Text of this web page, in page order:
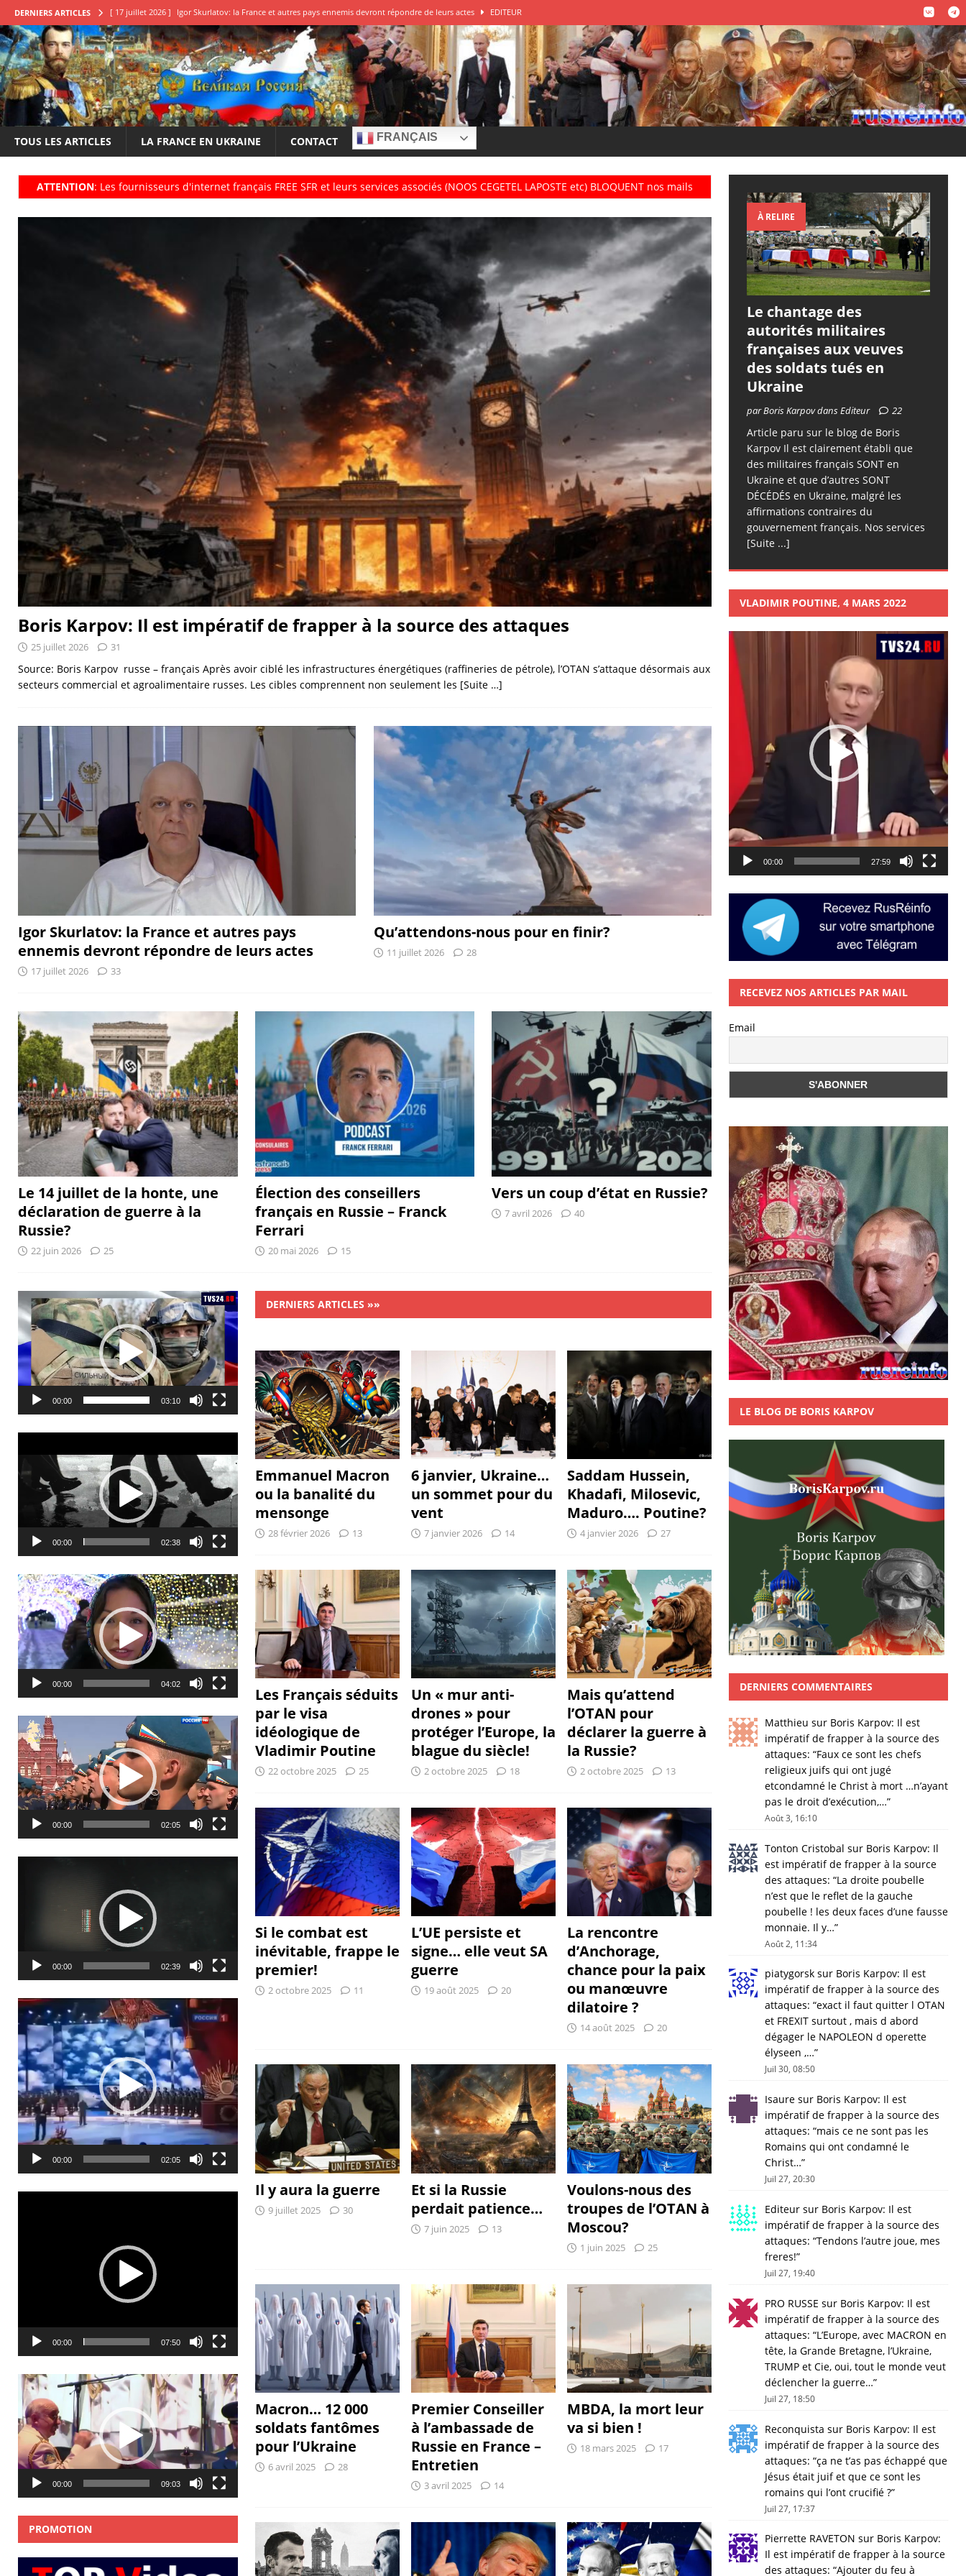
DERNIERS ARTICLES [ 11 juillet 2026 ] Qu’attendons-nous pour en finir? EDITEUR
[ 22 juin 2026 ] Le 14 juillet de la honte, une déclaration de guerre à la Russie? EDITEUR
[ 20 mai 2026 ] Élection des conseillers français en Russie – Franck Ferrari EDITEUR
[ 25 juillet 2026 ] Boris Karpov: Il est impératif de frapper à la source des attaques EDITEUR
[ 17 juillet 2026 ] Igor Skurlatov: la France et autres pays ennemis devront répondre de leurs actes EDITEUR
TOUS LES ARTICLES LA FRANCE EN UKRAINE CONTACT FRANÇAIS
ATTENTION: Les fournisseurs d'internet français FREE SFR et leurs services associés (NOOS CEGETEL LAPOSTE etc) BLOQUENT nos mails
Boris Karpov: Il est impératif de frapper à la source des attaques
25 juillet 2026 31
Source: Boris Karpov russe – français Après avoir ciblé les infrastructures énergétiques (raffineries de pétrole), l’OTAN s’attaque désormais aux
secteurs commercial et agroalimentaire russes. Les cibles comprennent non seulement les [Suite …]
Igor Skurlatov: la France et autres pays
ennemis devront répondre de leurs actes
17 juillet 2026 33
Qu’attendons-nous pour en finir?
11 juillet 2026 28
Le 14 juillet de la honte, une
déclaration de guerre à la
Russie?
22 juin 2026 25
Élection des conseillers
français en Russie – Franck
Ferrari
20 mai 2026 15
Vers un coup d’état en Russie?
7 avril 2026 40
DERNIERS ARTICLES »»
Emmanuel Macron
ou la banalité du
mensonge
28 février 2026 13
6 janvier, Ukraine…
un sommet pour du
vent
7 janvier 2026 14
Saddam Hussein,
Khadafi, Milosevic,
Maduro…. Poutine?
4 janvier 2026 27
Les Français séduits
par le visa
idéologique de
Vladimir Poutine
22 octobre 2025 25
Un « mur anti-
drones » pour
protéger l’Europe, la
blague du siècle!
2 octobre 2025 18
Mais qu’attend
l’OTAN pour
déclarer la guerre à
la Russie?
2 octobre 2025 13
Si le combat est
inévitable, frappe le
premier!
2 octobre 2025 11
L’UE persiste et
signe… elle veut SA
guerre
19 août 2025 20
La rencontre
d’Anchorage,
chance pour la paix
ou manœuvre
dilatoire ?
14 août 2025 20
Il y aura la guerre
9 juillet 2025 30
Et si la Russie
perdait patience…
7 juin 2025 13
Voulons-nous des
troupes de l’OTAN à
Moscou?
1 juin 2025 25
Macron… 12 000
soldats fantômes
pour l’Ukraine
6 avril 2025 28
Premier Conseiller
à l’ambassade de
Russie en France –
Entretien
3 avril 2025 14
MBDA, la mort leur
va si bien !
18 mars 2025 17
Lecteur
vidéo
00:00 03:10
vidéo
00:00 02:38
Lecteur
vidéo
00:00 04:02
Lecteur
vidéo
00:00 02:05
00:00 02:39
Lecteur
vidéo
00:00 02:05
00:00 07:50
Lecteur
vidéo
00:00 09:03
PROMOTION
À RELIRE
Le chantage des
autorités militaires
françaises aux veuves
des soldats tués en
Ukraine
par Boris Karpov dans Editeur 22
Article paru sur le blog de Boris
Karpov Il est clairement établi que
des militaires français SONT en
Ukraine et que d’autres SONT
DÉCÉDÉS en Ukraine, malgré les
affirmations contraires du
gouvernement français. Nos services
[Suite ...]
VLADIMIR POUTINE, 4 MARS 2022
Lecteur
vidéo
00:00 27:59
RECEVEZ NOS ARTICLES PAR MAIL
Email
LE BLOG DE BORIS KARPOV
DERNIERS COMMENTAIRES
Matthieu sur Boris Karpov: Il est
impératif de frapper à la source des
attaques: “Faux ce sont les chefs
religieux juifs qui ont jugé
etcondamné le Christ à mort …n’ayant
pas le droit d’exécution,…”
Août 3, 16:10
Tonton Cristobal sur Boris Karpov: Il
est impératif de frapper à la source
des attaques: “La droite poubelle
n’est que le reflet de la gauche
poubelle ! les deux faces d’une fausse
monnaie. Il y…”
Août 2, 11:34
piatygorsksur Boris Karpov: Il est
impératif de frapper à la source des
attaques: “exact il faut quitter l OTAN
et FREXIT surtout , mais d abord
dégager le NAPOLEON d operette
élyseen ,…”
Juil 30, 08:50
Isauresur Boris Karpov: Il est
impératif de frapper à la source des
attaques: “mais ce ne sont pas les
Romains qui ont condamné le
Christ…”
Juil 27, 20:30
Editeursur Boris Karpov: Il est
impératif de frapper à la source des
attaques: “Tendons l’autre joue, mes
freres!”
Juil 27, 19:40
PRO RUSSE sur Boris Karpov: Il est
impératif de frapper à la source des
attaques: “L’Europe, avec MACRON en
tête, la Grande Bretagne, l’Ukraine,
TRUMP et Cie, oui, tout le monde veut
déclencher la guerre…”
Juil 27, 18:50
Reconquista sur Boris Karpov: Il est
impératif de frapper à la source des
attaques: “ça ne t’as pas échappé que
Jésus était juif et que ce sont les
romains qui l’ont crucifié ?”
Juil 27, 17:37
Pierrette RAVETON sur Boris Karpov:
Il est impératif de frapper à la source
des attaques: “Ajouter du feu à